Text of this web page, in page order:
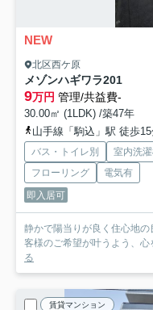
NEW
北区西ケ原
メゾンハギワラ201
9万円 管理/共益費-
30.00㎡ (1LDK) /築47年
山手線「駒込」駅 徒歩
バス・トイレ別 室内洗
フローリング
電気有
即入居可
静かで陽当りが良く住心地
客様のご希望が叶うよう、
る
賃貸マンション